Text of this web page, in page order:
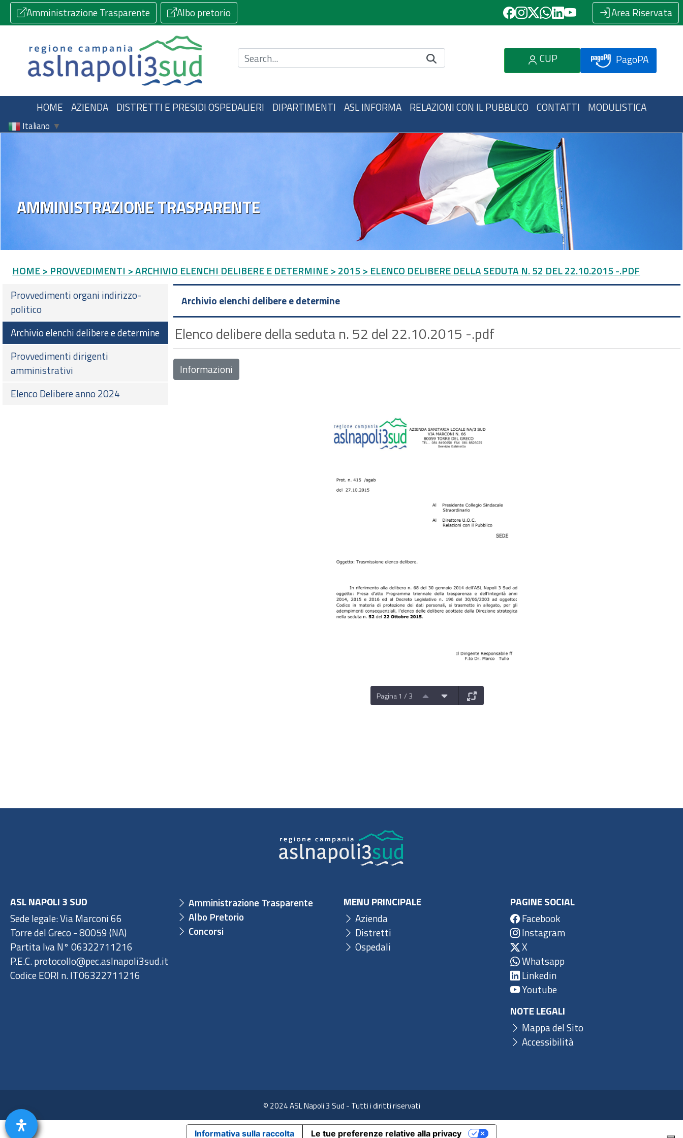
Amministrazione Trasparente Albo pretorio Area Riservata
Cerca nel sito CUP PagoPA
HOME AZIENDA DISTRETTI E PRESIDI OSPEDALIERI DIPARTIMENTI ASL INFORMA RELAZIONI CON IL PUBBLICO CONTATTI MODULISTICA
Italiano ▼
AMMINISTRAZIONE TRASPARENTE
HOME > PROVVEDIMENTI > ARCHIVIO ELENCHI DELIBERE E DETERMINE > 2015 > ELENCO DELIBERE DELLA SEDUTA N. 52 DEL 22.10.2015 -.PDF
Provvedimenti organi indirizzo-
politico
Archivio elenchi delibere e determine
Provvedimenti dirigenti
amministrativi
Elenco Delibere anno 2024
Archivio elenchi delibere e determine
Elenco delibere della seduta n. 52 del 22.10.2015 -.pdf
Informazioni
Pagina 1 / 3
ASL NAPOLI 3 SUD
Sede legale: Via Marconi 66
Torre del Greco - 80059 (NA)
Partita Iva N° 06322711216
P.E.C. protocollo@pec.aslnapoli3sud.it
Codice EORI n. IT06322711216
Amministrazione Trasparente
Albo Pretorio
Concorsi
MENU PRINCIPALE
Azienda
Distretti
Ospedali
PAGINE SOCIAL
Facebook
Instagram
X
Whatsapp
Linkedin
Youtube
NOTE LEGALI
Mappa del Sito
Accessibilità
© 2024 ASL Napoli 3 Sud - Tutti i diritti riservati
Informativa sulla raccolta Le tue preferenze relative alla privacy